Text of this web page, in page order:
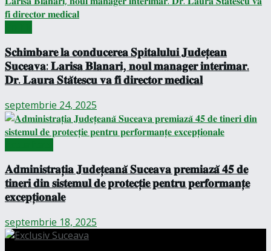
𝐒𝐜𝐡𝐢𝐦𝐛𝐚𝐫𝐞 𝐥𝐚 𝐜𝐨𝐧𝐝𝐮𝐜𝐞𝐫𝐞𝐚 𝐒𝐩𝐢𝐭𝐚𝐥𝐮𝐥𝐮𝐢 𝐉𝐮𝐝𝐞𝐭̦𝐞𝐚𝐧
𝐒𝐮𝐜𝐞𝐚𝐯𝐚: 𝐋𝐚𝐫𝐢𝐬𝐚 𝐁𝐥𝐚𝐧𝐚𝐫𝐢, 𝐧𝐨𝐮𝐥 𝐦𝐚𝐧𝐚𝐠𝐞𝐫 𝐢𝐧𝐭𝐞𝐫𝐢𝐦𝐚𝐫.
𝐃𝐫. 𝐋𝐚𝐮𝐫𝐚 𝐒𝐭𝐚̆𝐭𝐞𝐬𝐜𝐮 𝐯𝐚 𝐟𝐢 𝐝𝐢𝐫𝐞𝐜𝐭𝐨𝐫 𝐦𝐞𝐝𝐢𝐜𝐚𝐥
septembrie 24, 2025
𝐀𝐝𝐦𝐢𝐧𝐢𝐬𝐭𝐫𝐚𝐭̦𝐢𝐚 𝐉𝐮𝐝𝐞𝐭̦𝐞𝐚𝐧𝐚̆ 𝐒𝐮𝐜𝐞𝐚𝐯𝐚 𝐩𝐫𝐞𝐦𝐢𝐚𝐳𝐚̆ 𝟒𝟓 𝐝𝐞
𝐭𝐢𝐧𝐞𝐫𝐢 𝐝𝐢𝐧 𝐬𝐢𝐬𝐭𝐞𝐦𝐮𝐥 𝐝𝐞 𝐩𝐫𝐨𝐭𝐞𝐜𝐭̦𝐢𝐞 𝐩𝐞𝐧𝐭𝐫𝐮 𝐩𝐞𝐫𝐟𝐨𝐫𝐦𝐚𝐧𝐭̦𝐞
𝐞𝐱𝐜𝐞𝐩𝐭̦𝐢𝐨𝐧𝐚𝐥𝐞
septembrie 18, 2025